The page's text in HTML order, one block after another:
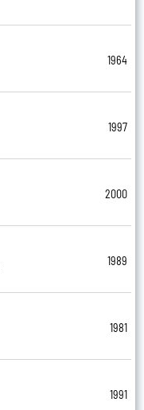
1964
1997
2000
1989
1981
1991